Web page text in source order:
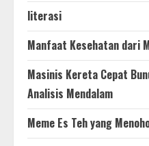
literasi
Manfaat Kesehatan dari
Masinis Kereta Cepat
Analisis Mendalam
Meme Es Teh yang